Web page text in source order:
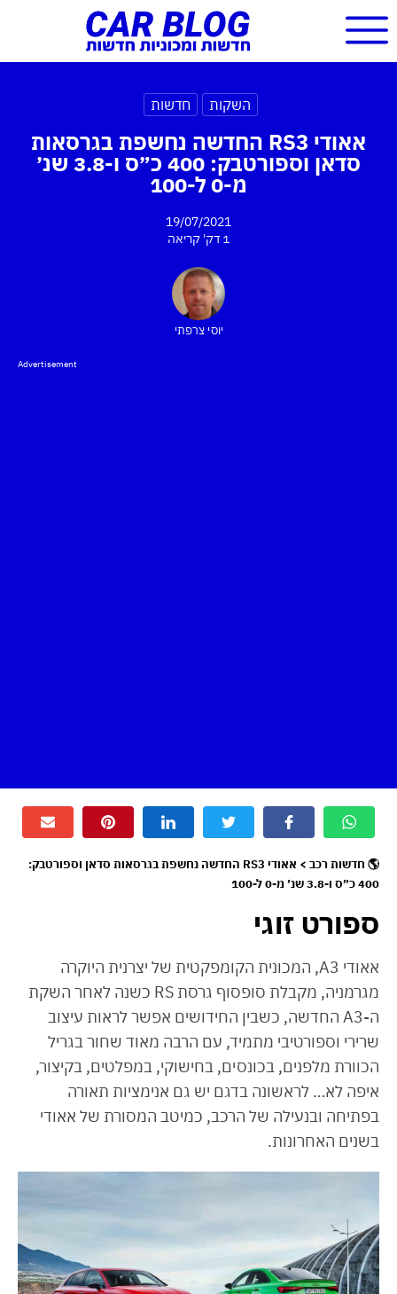
השקות חדשות
אאודי RS3 החדשה נחשפת בגרסאות
סדאן וספורטבק: 400 כ״ס ו-3.8 שנ׳
מ-0 ל-100
19/07/2021
1 דק'
קריאה
יוסי צרפתי
Advertisement
🌎 חדשות רכב > אאודי RS3 החדשה נחשפת בגרסאות סדאן וספורטבק:
400 כ״ס ו-3.8 שנ׳ מ-0 ל-100
ספורט זוגי
אאודי A3, המכונית הקומפקטית של יצרנית היוקרה
מגרמניה, מקבלת סופסוף גרסת RS כשנה לאחר השקת
ה-A3 החדשה, כשבין החידושים אפשר לראות עיצוב
שרירי וספורטיבי מתמיד, עם הרבה מאוד שחור בגריל
הכוורת מלפנים, בכונסים, בחישוקי, במפלטים, בקיצור,
איפה לא… לראשונה בדגם יש גם אנימציות תאורה
בפתיחה ובנעילה של הרכב, כמיטב המסורת של אאודי
בשנים האחרונות.